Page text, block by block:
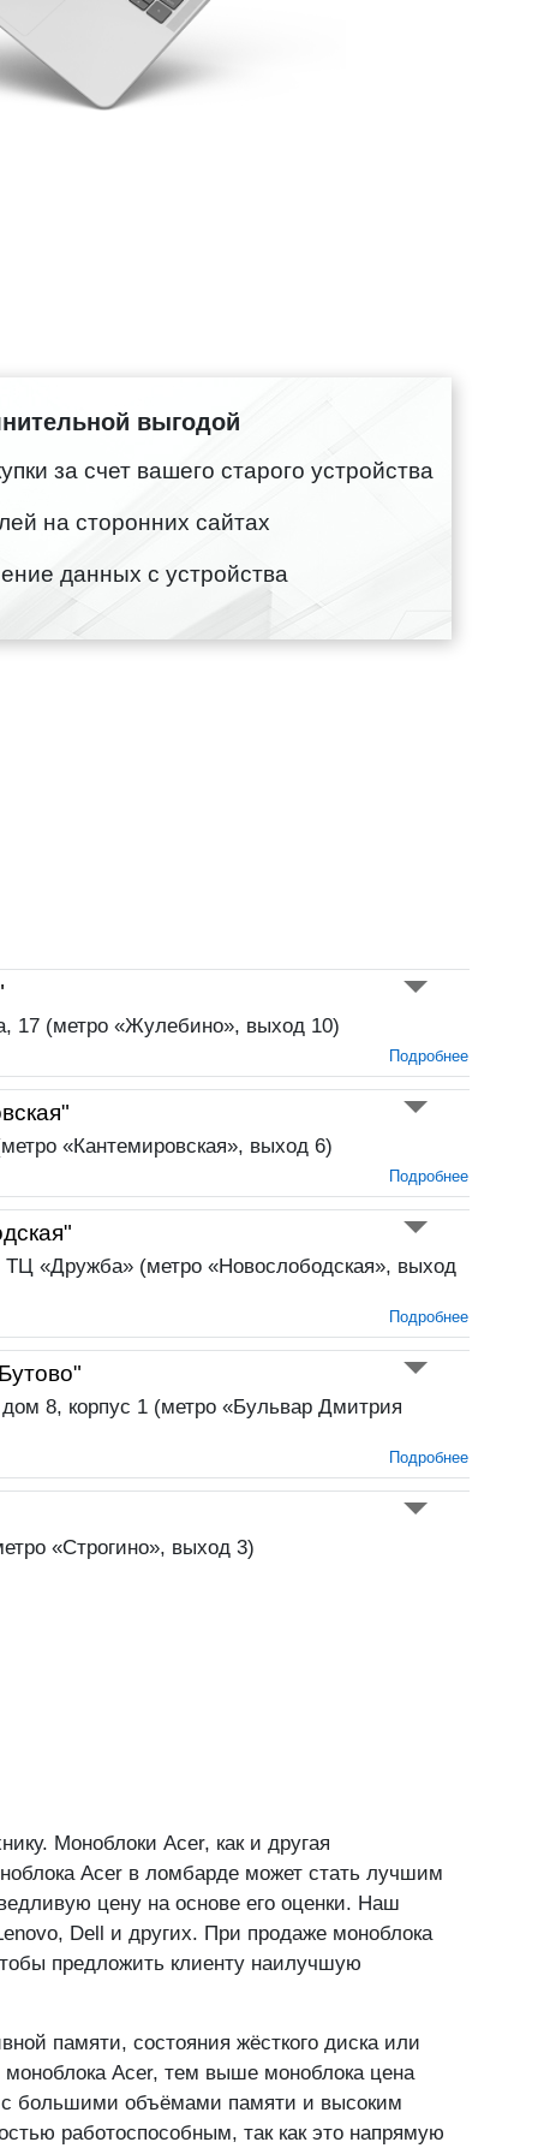
выгодой
за счет вашего старого устройства
на сторонних сайтах
данных с устройства
17 (метро «Жулебино», выход 10)
Подробнее
«Кантемировская», выход 6)
Подробнее
«Дружба» (метро «Новослободская», выход
Подробнее
8, корпус 1 (метро «Бульвар Дмитрия
Подробнее
«Строгино», выход 3)
Моноблоки Acer, как и другая
Acer в ломбарде может стать лучшим
цену на основе его оценки. Наш
Dell и других. При продаже моноблока
предложить клиенту наилучшую
памяти, состояния жёсткого диска или
моноблока Acer, тем выше моноблока цена
большими объёмами памяти и высоким
работоспособным, так как это напрямую